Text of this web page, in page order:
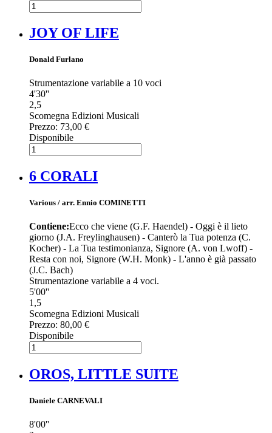
JOY OF LIFE
Donald Furlano
Strumentazione variabile a 10 voci
4'30''
2,5
Scomegna Edizioni Musicali
Prezzo: 73,00 €
Disponibile
6 CORALI
Various / arr. Ennio COMINETTI
Contiene:Ecco che viene (G.F. Haendel) - Oggi è il lieto
giorno (J.A. Freylinghausen) - Canterò la Tua potenza (C.
Kocher) - La Tua testimonianza, Signore (A. von Lwoff) -
Resta con noi, Signore (W.H. Monk) - L'anno è già passato
(J.C. Bach)
Strumentazione variabile a 4 voci.
5'00''
1,5
Scomegna Edizioni Musicali
Prezzo: 80,00 €
Disponibile
OROS, LITTLE SUITE
Daniele CARNEVALI
8'00''